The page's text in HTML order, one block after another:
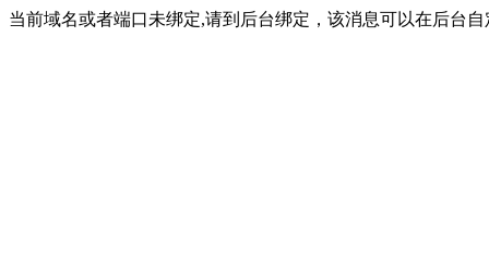
当前域名或者端口未绑定,请到后台绑定，该消息可以在后台自